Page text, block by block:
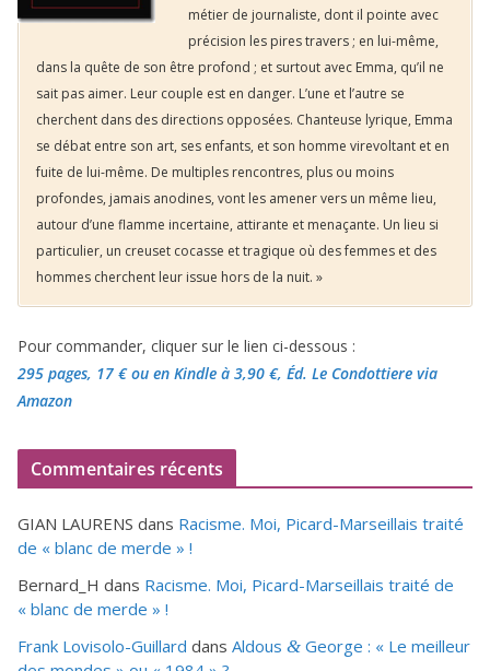
métier de journaliste, dont il pointe avec
précision les pires travers ; en lui-même,
dans la quête de son être profond ; et surtout avec Emma, qu’il ne
sait pas aimer. Leur couple est en danger. L’une et l’autre se
cherchent dans des directions opposées. Chanteuse lyrique, Emma
se débat entre son art, ses enfants, et son homme virevoltant et en
fuite de lui-même. De multiples rencontres, plus ou moins
profondes, jamais anodines, vont les amener vers un même lieu,
autour d’une flamme incertaine, attirante et menaçante. Un lieu si
particulier, un creuset cocasse et tragique où des femmes et des
hommes cherchent leur issue hors de la nuit. »
Pour commander, cliquer sur le lien ci-dessous :
295 pages, 17 €ou en Kindle à 3,90 €, Éd. Le Condottiere via
Amazon
Commentaires récents
GIAN LAURENS dans Racisme. Moi, Picard-Marseillais traité
de « blanc de merde » !
Bernard_H dans Racisme. Moi, Picard-Marseillais traité de
« blanc de merde » !
Frank Lovisolo-Guillard dans Aldous & George : « Le meilleur